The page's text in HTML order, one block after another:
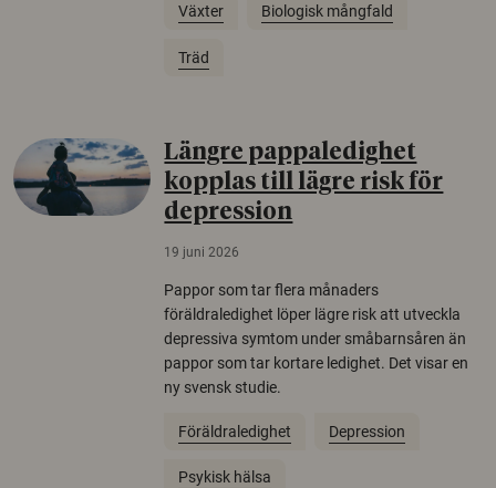
Växter Biologisk mångfald
Träd
Längre pappaledighet
kopplas till lägre risk för
depression
19 juni 2026
Pappor som tar flera månaders
föräldraledighet löper lägre risk att utveckla
depressiva symtom under småbarnsåren än
pappor som tar kortare ledighet. Det visar en
ny svensk studie.
Föräldraledighet Depression
Psykisk hälsa